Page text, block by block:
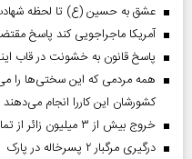
عشق به حسین (ع) تا لحظه
آمریکا ماجراجویی کند پاسخ
پاسخ قانون به خشونت در قاب
همه مردمی که این سختی‌ها را
کشورشان این کاررا انجام می‌دهند
خروج بیش از ۳ میلیون زائر از تمام مرز‌های کشور
درگیری مرگبار ۲ پسرخاله در پارک